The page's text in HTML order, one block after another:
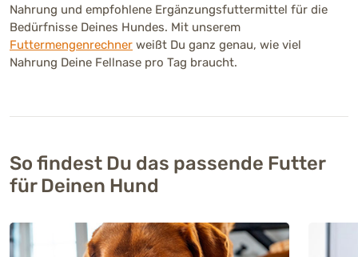
Nahrung und empfohlene Ergänzungsfuttermittel für die
Bedürfnisse Deines Hundes. Mit unserem
Futtermengenrechner weißt Du ganz genau, wie viel
Nahrung Deine Fellnase pro Tag braucht.
So findest Du das passende Futter
für Deinen Hund